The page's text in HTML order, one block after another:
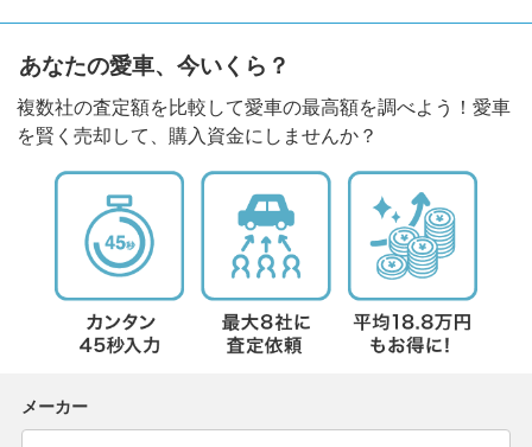
あなたの愛車、今いくら？
複数社の査定額を比較して愛車の最高額を調べよう！愛車
を賢く売却して、購入資金にしませんか？
メーカー